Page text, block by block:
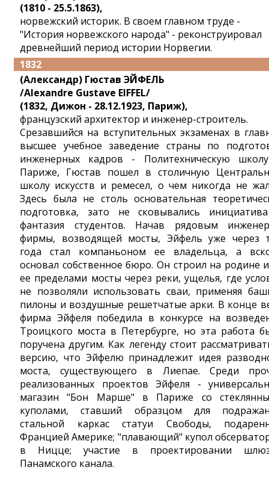
(1810 - 25.5.1863),
норвежский историк. В своем главном труде -
"История норвежского народа" - реконструировал
древнейший период истории Норвегии.
1832
(Александр) Гюстав ЭЙФЕЛЬ
/Alexandre Gustave EIFFEL/
(1832, Дижон - 28.12.1923, Париж),
французский архитектор и инженер-строитель.
Срезавшийся на вступительных экзаменах в
высшее учебное заведение страны по
инженерных кадров - Политехническую
Париже, Гюстав пошел в столичную
школу искусств и ремесел, о чем никогда не
Здесь была не столь основательная
подготовка, зато не сковывались
фантазия студентов. Начав рядовым
фирмы, возводящей мосты, Эйфель уже через
года стал компаньоном ее владельца, а
основал собственное бюро. Он строил на родине
ее пределами мосты через реки, ущелья, где
не позволяли использовать сваи, применяя
пилоны и воздушные решетчатые арки. В конце
фирма Эйфеля победила в конкурсе на
Троицкого моста в Петербурге, но эта работа
поручена другим. Как легенду стоит
версию, что Эйфелю принадлежит идея
моста, существующего в Лиепае. Среди
реализованных проектов Эйфеля -
магазин "Бон Марше" в Париже со
куполами, ставший образцом для
стальной каркас статуи Свободы,
Францией Америке; "плавающий" купол
в Ницце; участие в проектировании
Панамского канала.